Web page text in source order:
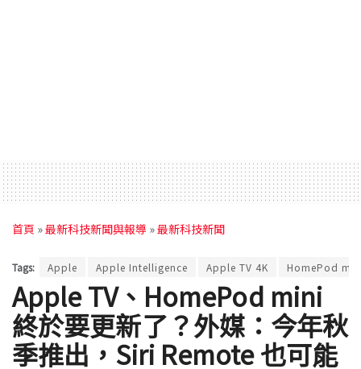
首頁 »最新科技新聞與報導 »最新科技新聞
Tags: Apple Apple Intelligence Apple TV 4K HomePod
Apple TV、HomePod mini
終於要更新了？外媒：今年秋
季推出，Siri Remote 也可能